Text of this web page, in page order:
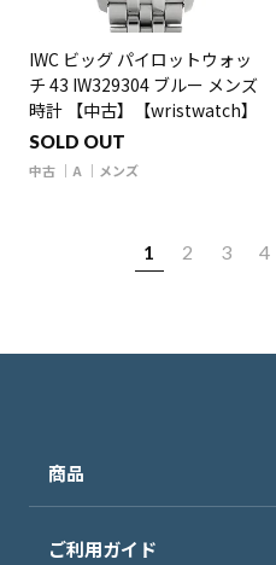
IWC ビッグ パイロットウォッ
チ 43 IW329304 ブルー メンズ
時計 【中古】【wristwatch】
SOLD OUT
中古 A メンズ
1 2 3 4
商品
ご利用ガイド